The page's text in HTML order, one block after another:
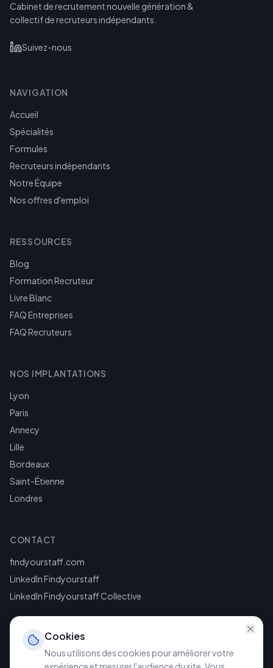
Cabinet de recrutement nouvelle génération &
collectif de recruteurs indépendants.
Suivez-nous
NAVIGATION
Accueil
Spécialités
Formules
Recruteurs indépendants
Notre Équipe
Nos offres d'emploi
RESSOURCES
Blog
Formation Recruteur
Livre Blanc
FAQ Entreprises
FAQ Recruteurs
NOS IMPLANTATIONS
Lyon
Paris
Annecy
Lille
Bordeaux
Saint-Étienne
Londres
CONTACT
findyourstaff.com
LinkedIn Findyourstaff
LinkedIn Findyourstaff Collective
Cookies
Nous utilisons des cookies pour améliorer votre